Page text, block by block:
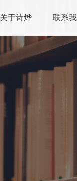
关于诗烨 联系